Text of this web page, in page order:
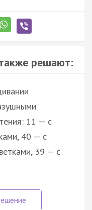
решают:
11 — с
40 — с
39 — с